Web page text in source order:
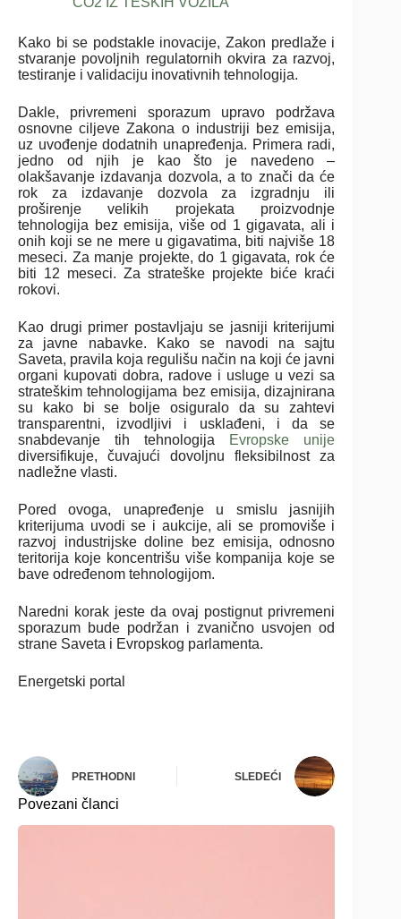
Kako bi se podstakle inovacije, Zakon predlaže i
stvaranje povoljnih regulatornih okvira za razvoj,
testiranje i validaciju inovativnih tehnologija.
Dakle, privremeni sporazum upravo podržava
osnovne ciljeve Zakona o industriji bez emisija,
uz uvođenje dodatnih unapređenja. Primera radi,
jedno od njih je kao što je navedeno –
olakšavanje izdavanja dozvola, a to znači da će
rok za izdavanje dozvola za izgradnju ili
proširenje velikih projekata proizvodnje
tehnologija bez emisija, više od 1 gigavata, ali i
onih koji se ne mere u gigavatima, biti najviše 18
meseci. Za manje projekte, do 1 gigavata, rok će
biti 12 meseci. Za strateške projekte biće kraći
rokovi.
Kao drugi primer postavljaju se jasniji kriterijumi
za javne nabavke. Kako se navodi na sajtu
Saveta, pravila koja regulišu način na koji će javni
organi kupovati dobra, radove i usluge u vezi sa
strateškim tehnologijama bez emisija, dizajnirana
su kako bi se bolje osiguralo da su zahtevi
transparentni, izvodljivi i usklađeni, i da se
snabdevanje tih tehnologija
Evropske unije
diversifikuje, čuvajući dovoljnu fleksibilnost za
nadležne vlasti.
Pored ovoga, unapređenje u smislu jasnijih
kriterijuma uvodi se i aukcije, ali se promoviše i
razvoj industrijske doline bez emisija, odnosno
teritorija koje koncentrišu više kompanija koje se
bave određenom tehnologijom.
Naredni korak jeste da ovaj postignut privremeni
sporazum bude podržan i zvanično usvojen od
strane Saveta i Evropskog parlamenta.
Energetski portal
PRETHODNI SLEDEĆI
Povezani članci